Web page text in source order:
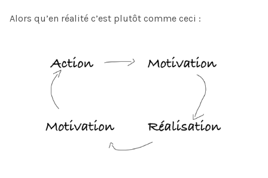
Alors qu’en réalité c’est plutôt comme ceci :